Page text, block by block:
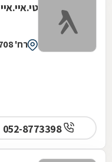
טי.איי.איי
רח' 708, נצרת
052-8773398